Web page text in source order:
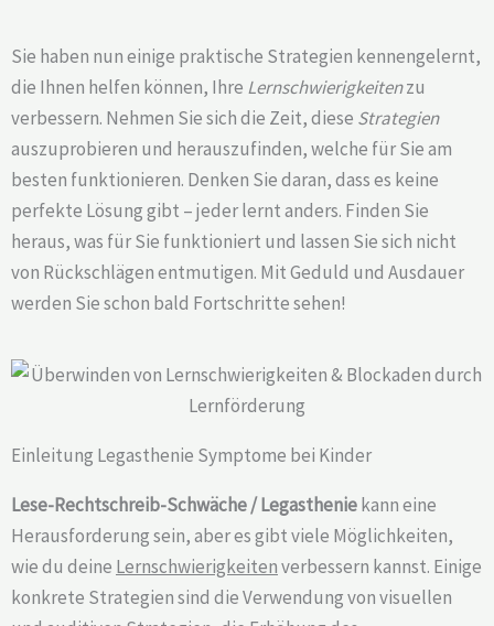
Sie haben nun einige praktische Strategien kennengelernt,
die Ihnen helfen können, Ihre Lernschwierigkeitenzu
verbessern. Nehmen Sie sich die Zeit, diese Strategien
auszuprobieren und herauszufinden, welche für Sie am
besten funktionieren. Denken Sie daran, dass es keine
perfekte Lösung gibt – jeder lernt anders. Finden Sie
heraus, was für Sie funktioniert und lassen Sie sich nicht
von Rückschlägen entmutigen. Mit Geduld und Ausdauer
werden Sie schon bald Fortschritte sehen!
Einleitung Legasthenie Symptome bei Kinder
Lese-Rechtschreib-Schwäche / Legastheniekann eine
Herausforderung sein, aber es gibt viele Möglichkeiten,
wie du deine Lernschwierigkeitenverbessern kannst. Einige
konkrete Strategien sind die Verwendung von visuellen